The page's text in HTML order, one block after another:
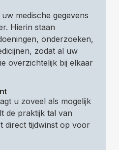
medische gegevens
Hierin staan
onderzoeken,
zodat al uw
overzichtelijk bij elkaar
u zoveel als mogelijk
de praktijk tal van
direct tijdwinst op voor